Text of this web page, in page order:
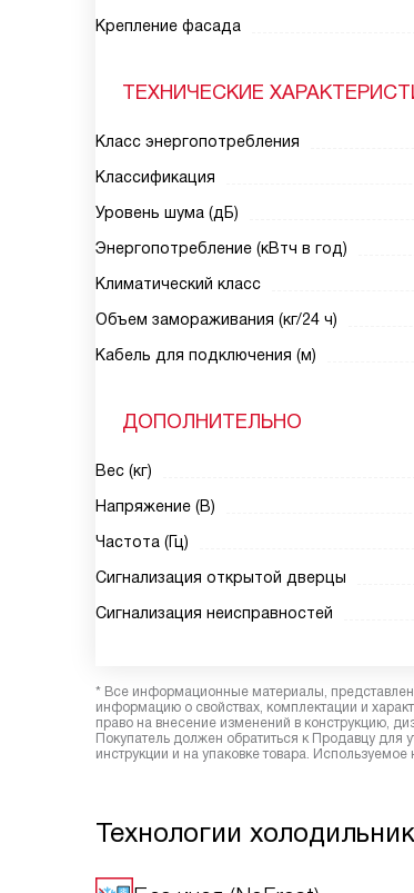
Крепление фасада
ТЕХНИЧЕСКИЕ
Класс энергопотребления
Классификация
Уровень шума (дБ)
Энергопотребление (кВтч в год)
Климатический класс
Объем замораживания (кг/24 ч)
Кабель для подключения (м)
ДОПОЛНИТЕЛЬНО
Вес (кг)
Напряжение (В)
Частота (Гц)
Сигнализация открытой дверцы
Сигнализация неисправностей
* Все информационные материалы,
информацию о свойствах, комплектации и
право на внесение изменений в конструкцию,
Покупатель должен обратиться к Продавцу для
инструкции и на упаковке товара.
Технологии